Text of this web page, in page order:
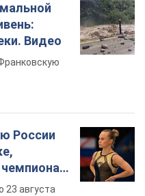
Видео
России
чемпионат
23 августа